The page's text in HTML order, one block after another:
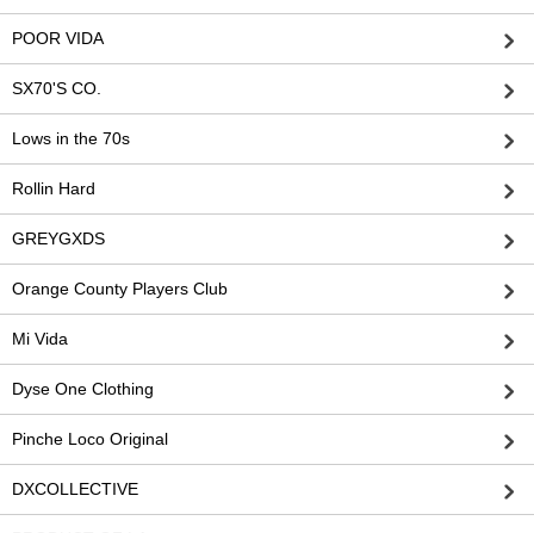
POOR VIDA
SX70'S CO.
Lows in the 70s
Rollin Hard
GREYGXDS
Orange County Players Club
Mi Vida
Dyse One Clothing
Pinche Loco Original
DXCOLLECTIVE